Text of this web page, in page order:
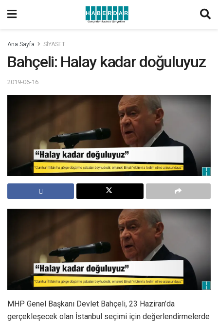
Ana Sayfa SİYASET
Bahçeli: Halay kadar doğuluyuz
2019-06-16
MHP Genel Başkanı Devlet Bahçeli, 23 Haziran’da
gerçekleşecek olan İstanbul seçimi için değerlendirmelerde